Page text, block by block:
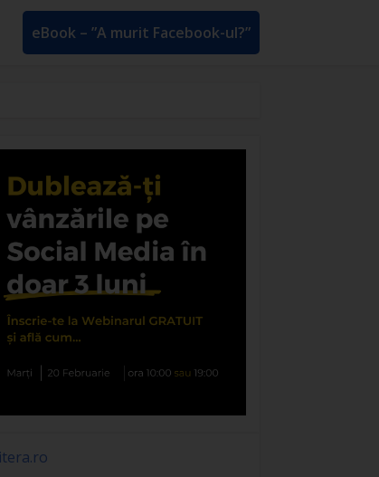
eBook – ”A murit Facebook-ul?”